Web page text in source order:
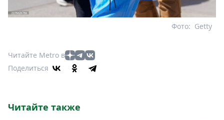
Getty
Фото:
Читайте Metro в
Поделиться
Читайте также